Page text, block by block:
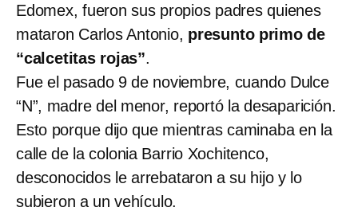
Edomex, fueron sus propios padres quienes
mataron Carlos Antonio, presunto primo de
“calcetitas rojas”.
Fue el pasado 9 de noviembre, cuando Dulce
“N”, madre del menor, reportó la desaparición.
Esto porque dijo que mientras caminaba en la
calle de la colonia Barrio Xochitenco,
desconocidos le arrebataron a su hijo y lo
subieron a un vehículo.